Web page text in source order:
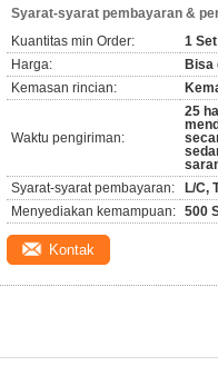
Syarat-syarat pembayaran &
Kuantitas min Order:
1 Set
Harga:
Bisa
Kemasan rincian:
Waktu pengiriman:
25
Syarat-syarat pembayaran:
L/C,
Menyediakan kemampuan: 500
Kontak